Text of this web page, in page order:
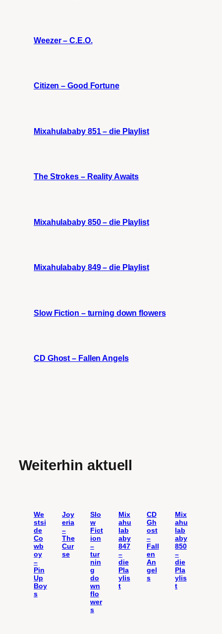
Weezer – C.E.O.
Citizen – Good Fortune
Mixahulababy 851 – die Playlist
The Strokes – Reality Awaits
Mixahulababy 850 – die Playlist
Mixahulababy 849 – die Playlist
Slow Fiction – turning down flowers
CD Ghost – Fallen Angels
Weiterhin aktuell
We
stsi
de
Co
wb
oy
–
Pin
Up
Boy
s
Joy
eria
–
The
Cur
se
Slo
w
Fict
ion
–
tur
nin
g
do
wn
flo
wer
s
Mix
ahu
lab
aby
847
–
die
Pla
ylis
t
CD
Gh
ost
–
Fall
en
An
gel
s
Mix
ahu
lab
aby
850
–
die
Pla
ylis
t